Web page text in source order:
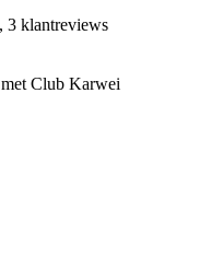
3 klantreviews
Club Karwei